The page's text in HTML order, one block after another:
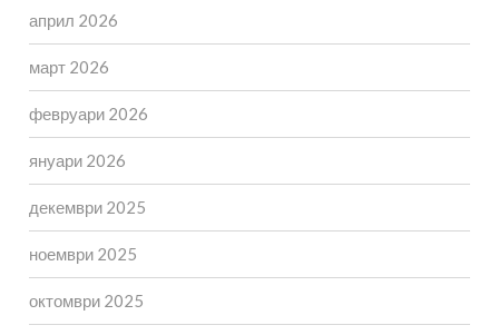
април 2026
март 2026
февруари 2026
януари 2026
декември 2025
ноември 2025
октомври 2025